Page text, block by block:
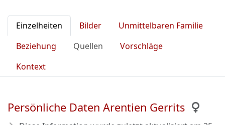
Einzelheiten Bilder
Unmittelbaren Familie
Beziehung
Quellen
Vorschläge
Kontext
Persönliche Daten Arentien Gerrits